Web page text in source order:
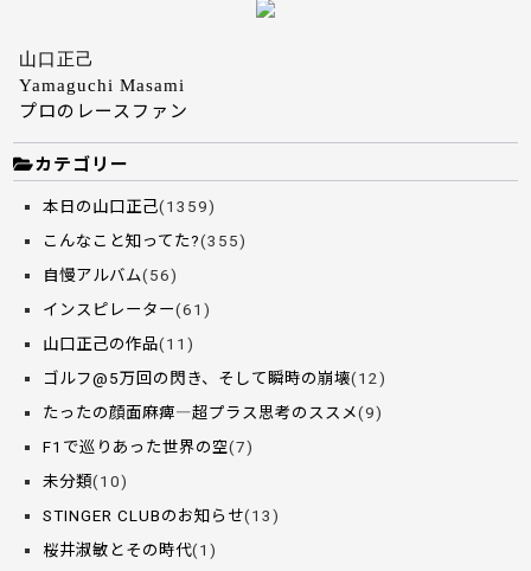
山口正己
Yamaguchi Masami
プロのレースファン
カテゴリー
本日の山口正己(1359)
こんなこと知ってた?(355)
自慢アルバム(56)
インスピレーター(61)
山口正己の作品(11)
ゴルフ@5万回の閃き、そして瞬時の崩壊(12)
たったの顔面麻痺―超プラス思考のススメ(9)
F1で巡りあった世界の空(7)
未分類(10)
STINGER CLUBのお知らせ(13)
桜井淑敏とその時代(1)